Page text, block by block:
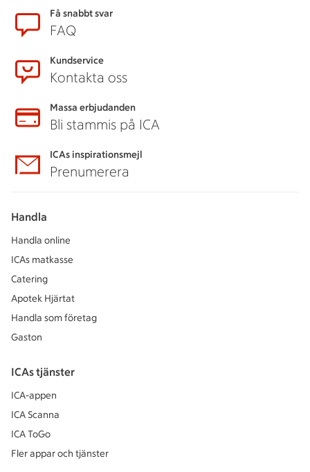
Få snabbt svar
FAQ
Kundservice
Kontakta oss
Massa erbjudanden
Bli stammis på ICA
ICAs inspirationsmejl
Prenumerera
Handla
Handla online
ICAs matkasse
Catering
Apotek Hjärtat
Handla som företag
Gaston
ICAs tjänster
ICA-appen
ICA Scanna
ICA ToGo
Fler appar och tjänster